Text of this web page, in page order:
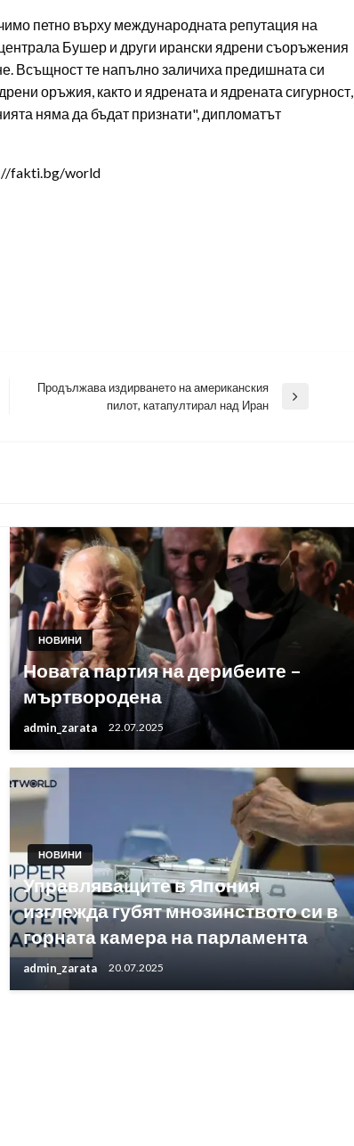
петно върху международната репутация на
Бушер и други ирански ядрени съоръжения
Всъщност те напълно заличиха предишната си
оръжия, както и ядрената и ядрената сигурност,
няма да бъдат признати", дипломатът
fakti.bg/world
Продължава издирването на американския
пилот, катапултирал над Иран
НОВИНИ
Новата партия на дерибеите –
мъртвородена
admin_zarata 22.07.2025
НОВИНИ
Управляващите в Япония
изглежда губят мнозинството си в
горната камера на парламента
admin_zarata 20.07.2025